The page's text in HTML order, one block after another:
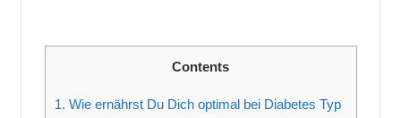
Contents
1. Wie ernährst Du Dich optimal bei Diabetes Typ